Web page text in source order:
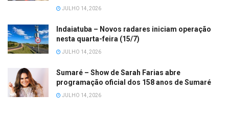
JULHO 14, 2026
Indaiatuba – Novos radares iniciam operação
nesta quarta-feira (15/7)
JULHO 14, 2026
Sumaré – Show de Sarah Farias abre
programação oficial dos 158 anos de Sumaré
JULHO 14, 2026